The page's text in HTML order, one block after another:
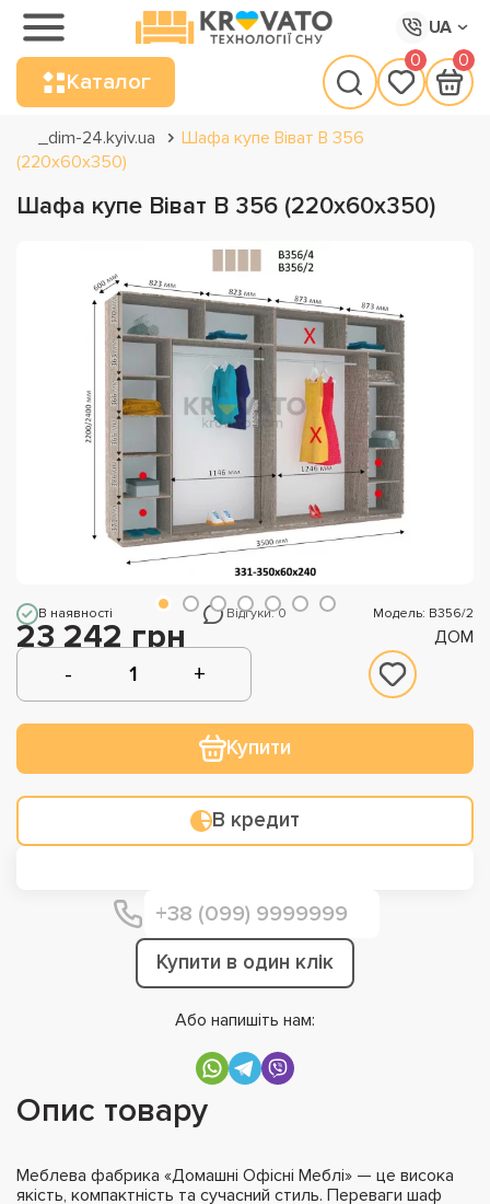
UA
Каталог
0 0
_dim-24.kyiv.ua
Шафа купе Віват В 356
(220х60х350)
Шафа купе Віват В 356 (220х60х350)
В наявності Відгуки: 0 Модель: В356/2
23 242 грн ДОМ
Купити
В кредит
Купити в один клік
Або напишіть нам:
Опис товару
Меблева фабрика «Домашні Офісні Меблі» — це висока
якість, компактність та сучасний стиль. Переваги шаф